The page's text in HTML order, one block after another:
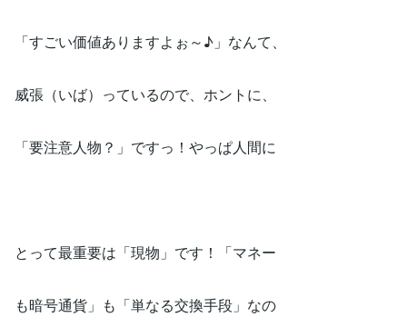
「すごい価値ありますよぉ～♪」なんて、
威張（いば）っているので、ホントに、
「要注意人物？」ですっ！やっぱ人間に
とって最重要は「現物」です！「マネー
も暗号通貨」も「単なる交換手段」なの